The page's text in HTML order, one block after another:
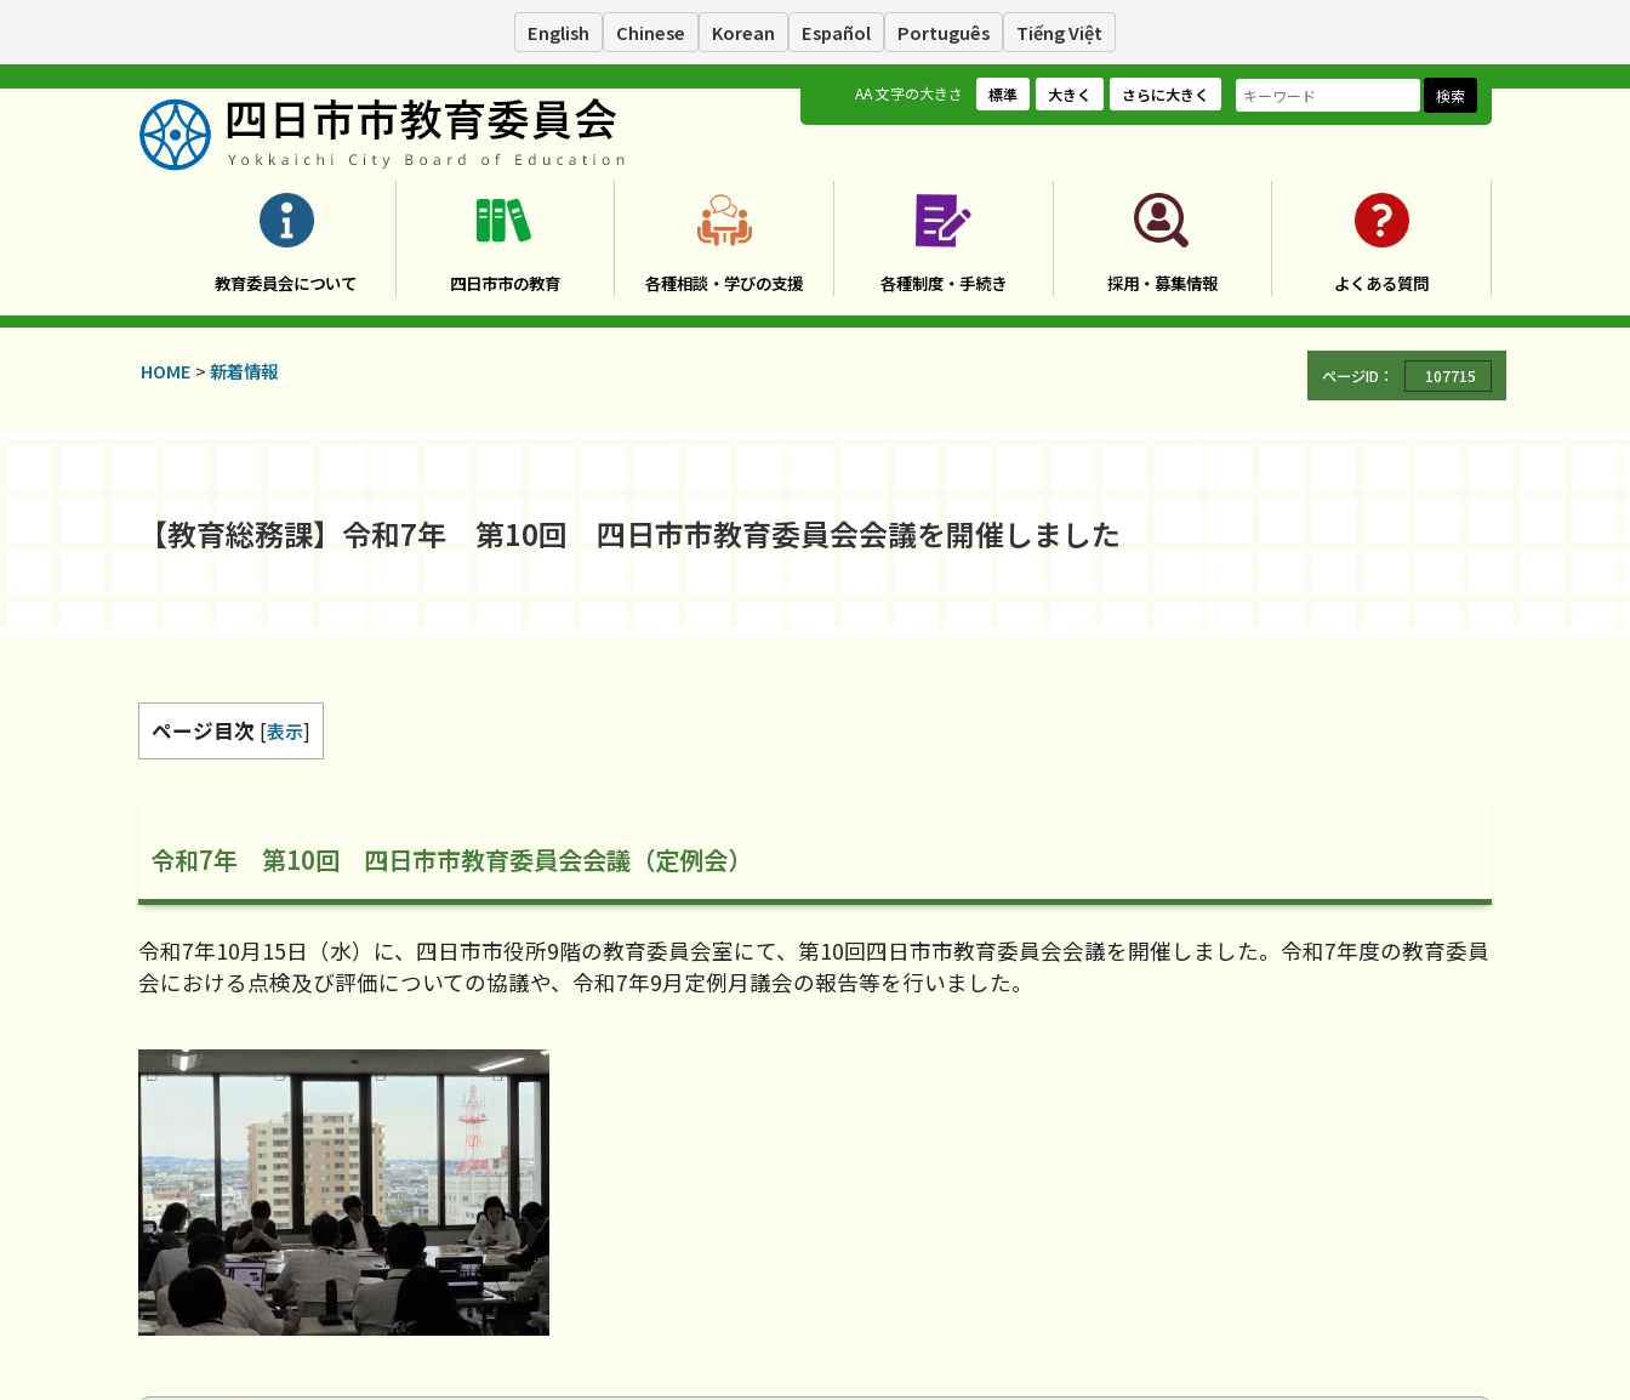
English Chinese Korean Español Português Tiếng Việt
AA文字の大きさ 標準 大きく さらに大きく 検索
教育委員会について 四日市市の教育 各種相談・学びの支援 各種制度・手続き 採用・募集情報 よくある質問
HOME >新着情報 ページID： 107715
【教育総務課】令和7年 第10回 四日市市教育委員会会議を開催しました
ページ目次 [表示]
令和7年 第10回 四日市市教育委員会会議（定例会）
令和7年10月15日（水）に、四日市市役所9階の教育委員会室にて、第10回四日市市教育委員会会議を開催しました。令和7年度の教育委員
会における点検及び評価についての協議や、令和7年9月定例月議会の報告等を行いました。